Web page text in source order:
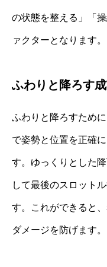
の状態を整える」「
ァクターとなります。
ふわりと降ろす
ふわりと降ろすため
で姿勢と位置を正確
す。ゆっくりとした
して最後のスロット
す。これができると
ダメージを防げます。